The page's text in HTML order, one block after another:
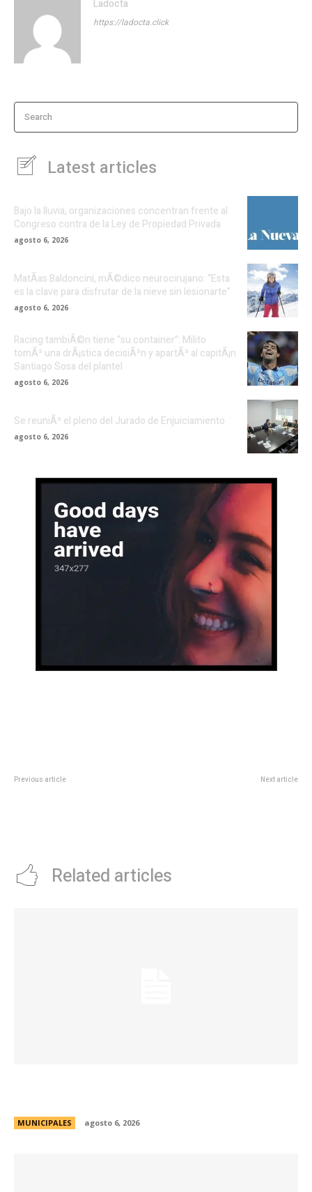
Ladocta
https://ladocta.click
Search
Latest articles
Bajo la lluvia, organizaciones concentran frente al
Congreso contra de la Ley de Propiedad Privada
agosto 6, 2026
MatÃ­as Baldoncini, mÃ©dico neurocirujano: “Esta
es la clave para disfrutar de la nieve sin lesionarte”
agosto 6, 2026
Racing tambiÃ©n tiene “su container”: Milito
tomÃ³ una drÃ¡stica decisiÃ³n y apartÃ³ al capitÃ¡n
Santiago Sosa del plantel
agosto 6, 2026
Se reuniÃ³ el pleno del Jurado de Enjuiciamiento
agosto 6, 2026
Previous article Next article
Related articles
MUNICIPALES agosto 6, 2026